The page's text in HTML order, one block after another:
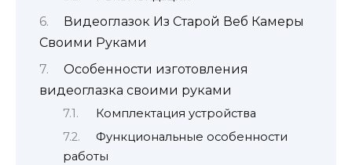
Видеоглазок Из Старой Веб Камеры
Своими Руками
Особенности изготовления
видеоглазка своими руками
Комплектация устройства
Функциональные особенности
работы